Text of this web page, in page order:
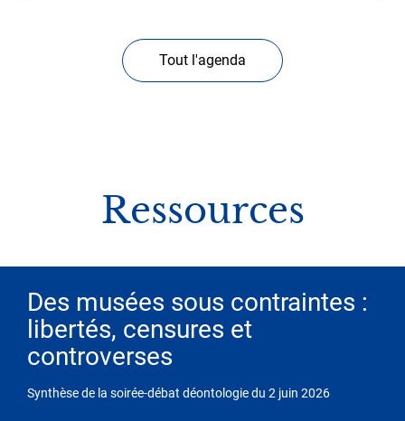
Tout l'agenda
Ressources
Des musées sous contraintes :
libertés, censures et
controverses
Synthèse de la soirée-débat déontologie du 2 juin 2026